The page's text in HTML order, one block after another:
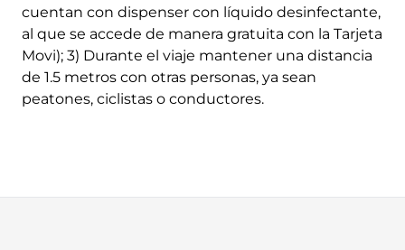
cuentan con dispenser con líquido desinfectante,
al que se accede de manera gratuita con la Tarjeta
Movi); 3) Durante el viaje mantener una distancia
de 1.5 metros con otras personas, ya sean
peatones, ciclistas o conductores.